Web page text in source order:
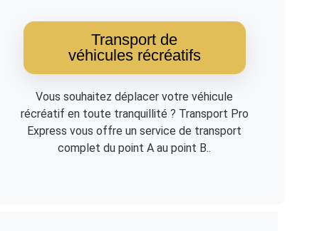
Transport de
véhicules récréatifs
Vous souhaitez déplacer votre véhicule
récréatif en toute tranquillité ? Transport Pro
Express vous offre un service de transport
complet du point A au point B..